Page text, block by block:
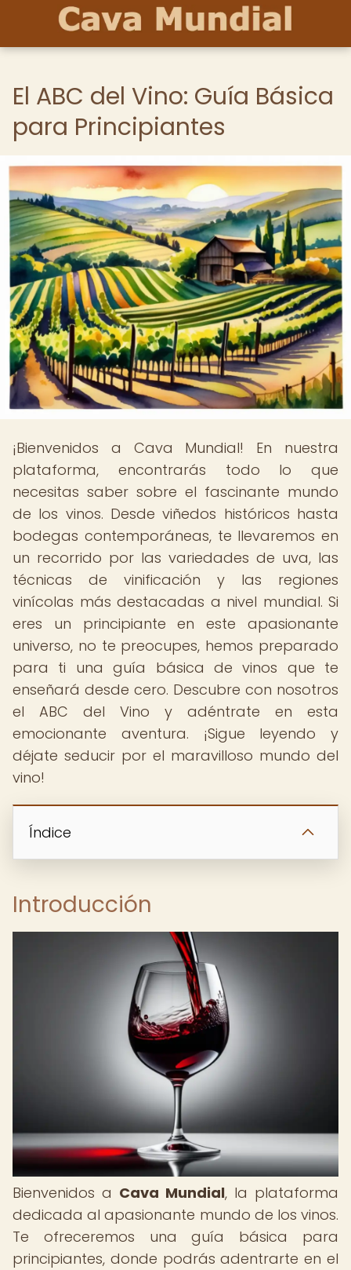
El ABC del Vino: Guía Básica
para Principiantes
¡Bienvenidos a Cava Mundial! En nuestra
plataforma, encontrarás todo lo que
necesitas saber sobre el fascinante mundo
de los vinos. Desde viñedos históricos hasta
bodegas contemporáneas, te llevaremos en
un recorrido por las variedades de uva, las
técnicas de vinificación y las regiones
vinícolas más destacadas a nivel mundial. Si
eres un principiante en este apasionante
universo, no te preocupes, hemos preparado
para ti una guía básica de vinos que te
enseñará desde cero. Descubre con nosotros
el ABC del Vino y adéntrate en esta
emocionante aventura. ¡Sigue leyendo y
déjate seducir por el maravilloso mundo del
vino!
Índice
Introducción
Bienvenidos a Cava Mundial, la plataforma
dedicada al apasionante mundo de los vinos.
Te ofreceremos una guía básica para
principiantes, donde podrás adentrarte en el